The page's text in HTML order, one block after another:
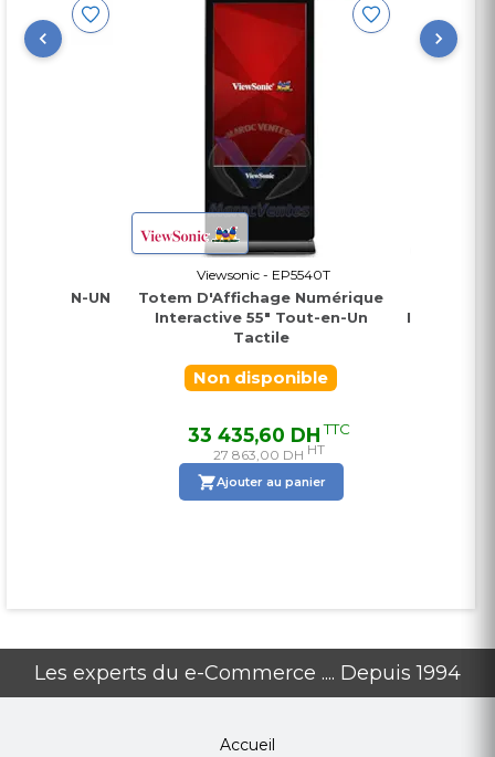
EN-UN
Viewsonic - EP5540T
Totem D'Affichage Numérique
Interactive 55" Tout-en-Un
Tactile
Non disponible
33 435,60 DHTTC
27 863,00 DH HT
Ajouter au panier
Interactif 55
Les experts du e-Commerce .... Depuis 1994
Accueil